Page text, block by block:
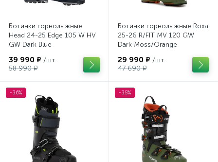
Ботинки горнолыжные
Head 24-25 Edge 105 W HV
GW Dark Blue
39 990 ₽ /шт
58 990 ₽
Ботинки горнолыжные Roxa
25-26 R/FIT MV 120 GW
Dark Moss/Orange
29 990 ₽ /шт
47 690 ₽
-36% -35%